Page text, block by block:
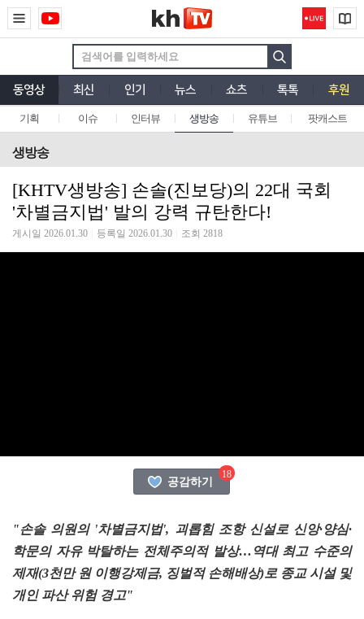
동영상 최신 인기 뉴스 쇼츠 톡톡 후원
기획 이슈 인터뷰 생방송 유튜브 팟캐스트
생방송
[KHTV생방송] 손솔(진보당)의 22대 국회
'차별금지법' 발의 강력 규탄한다!
게시일 2026.01.30 등록일 2026.01.30 조회 2818
18
공감하기
"손솔 의원의 '차별금지법', 괴롭힘 조항 신설로 신앙·양심·
학문의 자유 박탈하는 전체주의적 발상…역대 최고 수준의
제재(3천만 원 이행강제금, 징벌적 손해배상)로 종교 시설 및
개인 파산 위험 경고"